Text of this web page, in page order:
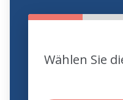
Wählen Sie